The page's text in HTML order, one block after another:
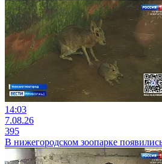
14:03
7.08.26
395
В нижегородском зоопарке